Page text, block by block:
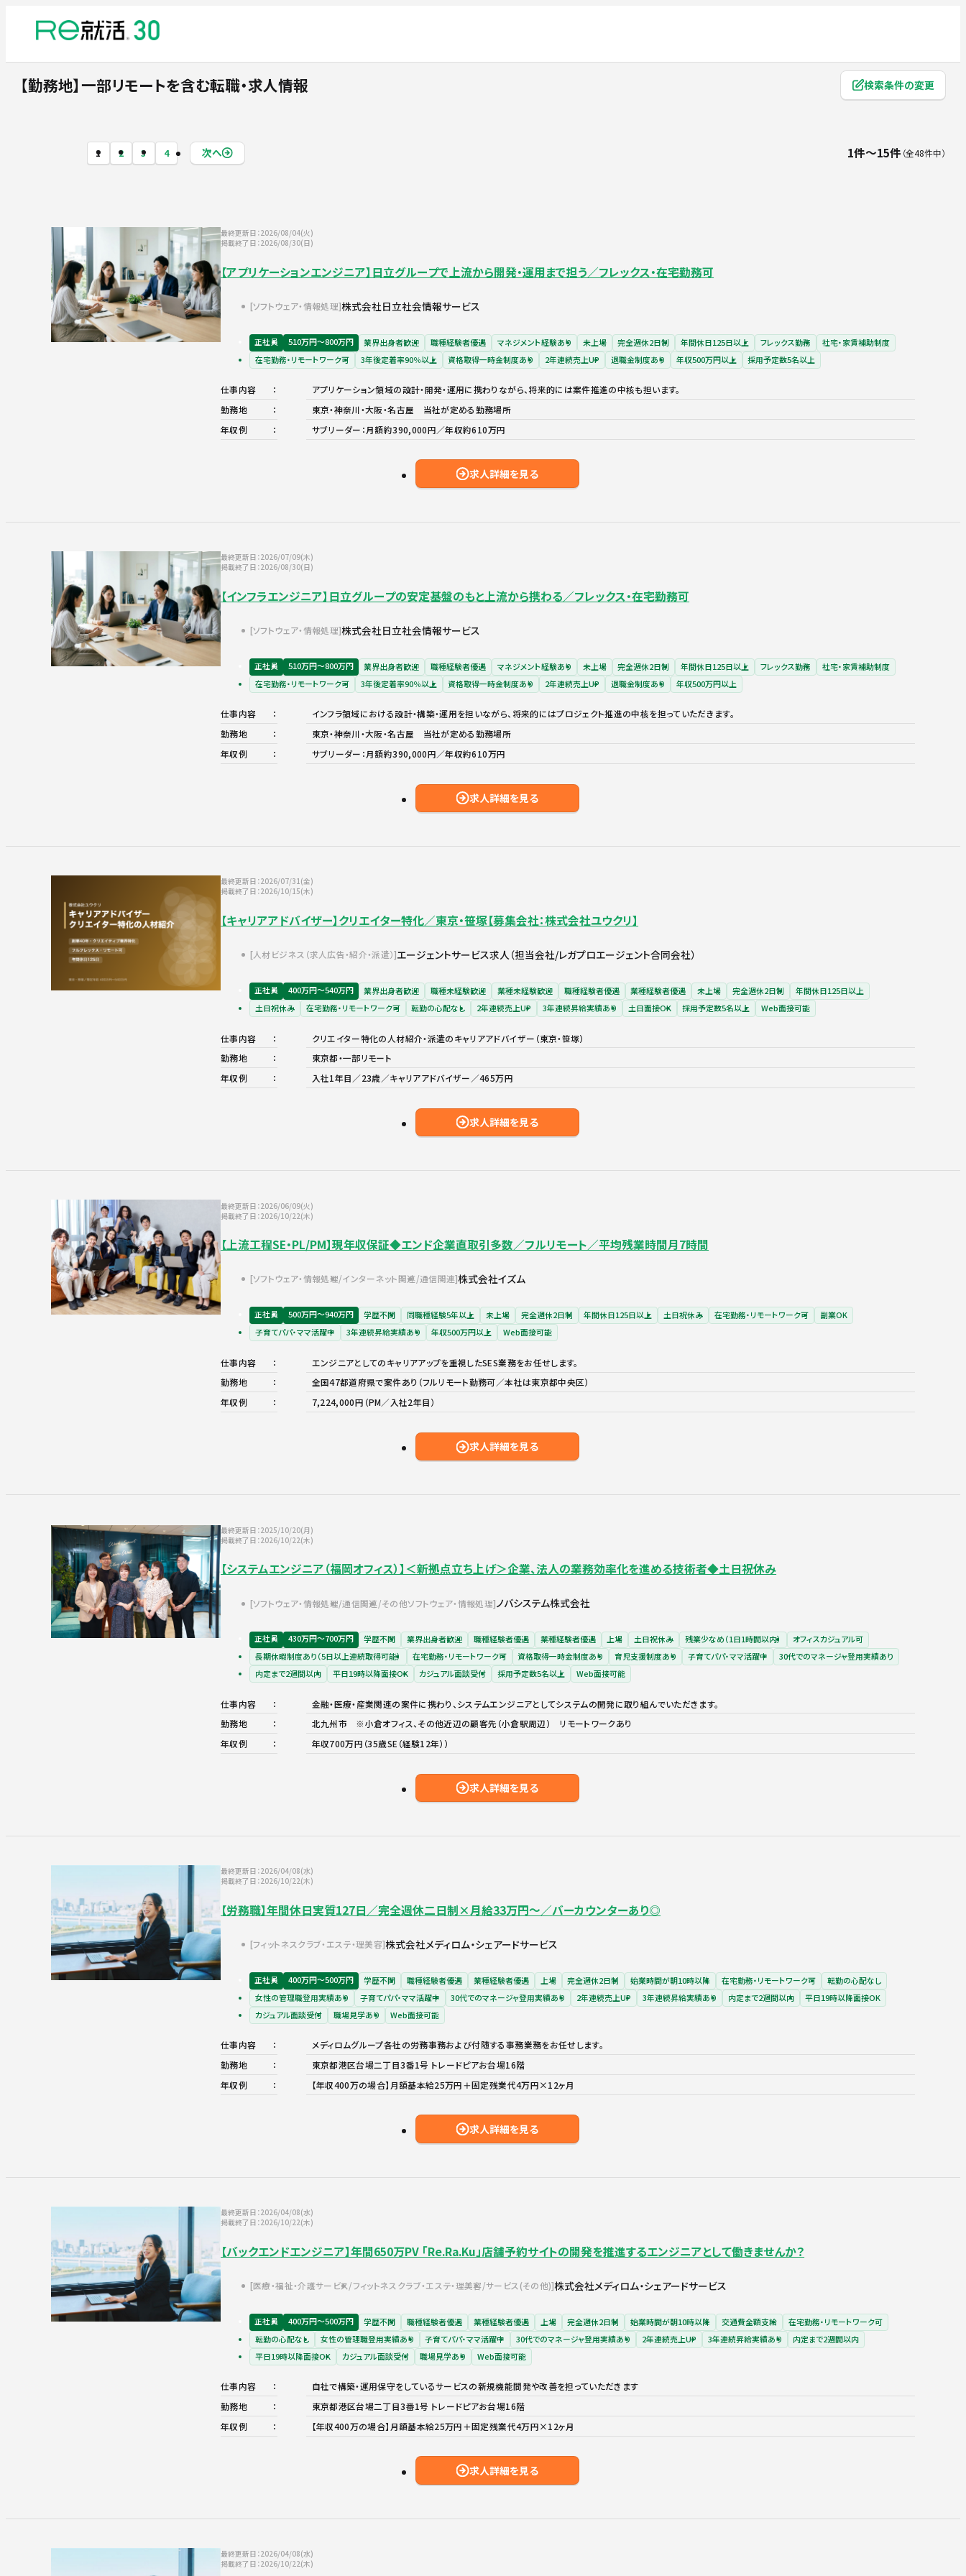
【勤務地】一部リモートを含む転職・求人情報 検索条件の変更
1 2 3 4 次へ 1件〜15件 全48件中
最終更新日：2026/08/04(火)
掲載終了日：2026/08/30(日)
【アプリケーションエンジニア】日立グループで上流から開発・運用まで担う／フレックス・在宅勤務可
ソフトウェア・情報処理 株式会社日立社会情報サービス
正社員 510万円〜800万円 業界出身者歓迎 職種経験者優遇 マネジメント経験あり 未上場 完全週休2日制 年間休日125日以上 フレックス勤務
社宅・家賃補助制度
在宅勤務・リモートワーク可
3年後定着率90％以上 資格取得一時金制度あり 2年連続売上UP 退職金制度あり 年収500万円以上 採用予定数5名以上
仕事内容
アプリケーション領域の設計・開発・運用に携わりながら、将来的には案件推進の中核も担います。
勤務地
東京・神奈川・大阪・名古屋 当社が定める勤務場所
年収例
サブリーダー：月額約390,000円／年収約610万円
求人詳細を見る
最終更新日：2026/07/09(木)
掲載終了日：2026/08/30(日)
【インフラエンジニア】日立グループの安定基盤のもと上流から携わる／フレックス・在宅勤務可
ソフトウェア・情報処理 株式会社日立社会情報サービス
正社員 510万円〜800万円 業界出身者歓迎 職種経験者優遇 マネジメント経験あり 未上場 完全週休2日制 年間休日125日以上 フレックス勤務
社宅・家賃補助制度
在宅勤務・リモートワーク可
3年後定着率90％以上 資格取得一時金制度あり 2年連続売上UP 退職金制度あり 年収500万円以上
仕事内容
インフラ領域における設計・構築・運用を担いながら、将来的にはプロジェクト推進の中核を担っていただきます。
勤務地
東京・神奈川・大阪・名古屋 当社が定める勤務場所
年収例
サブリーダー：月額約390,000円／年収約610万円
求人詳細を見る
最終更新日：2026/07/31(金)
掲載終了日：2026/10/15(木)
【キャリアアドバイザー】クリエイター特化／東京・笹塚【募集会社：株式会社ユウクリ】
人材ビジネス（求人広告・紹介・派遣） エージェントサービス求人（担当会社/レガプロエージェント合同会社）
正社員 400万円〜540万円 業界出身者歓迎 職種未経験歓迎 業種未経験歓迎 職種経験者優遇 業種経験者優遇 未上場 完全週休2日制
年間休日125日以上
土日祝休み
在宅勤務・リモートワーク可 転勤の心配なし 2年連続売上UP 3年連続昇給実績あり 土日面接OK 採用予定数5名以上 Web面接可能
仕事内容
クリエイター特化の人材紹介・派遣のキャリアアドバイザー（東京・笹塚）
勤務地
東京都・一部リモート
年収例
入社1年目／23歳／キャリアアドバイザー／465万円
求人詳細を見る
最終更新日：2026/06/09(火)
掲載終了日：2026/10/22(木)
【上流工程SE・PL/PM】現年収保証◆エンド企業直取引多数／フルリモート／平均残業時間月7時間
ソフトウェア・情報処理 インターネット関連 通信関連 株式会社イズム
正社員 500万円〜940万円 学歴不問 同職種経験5年以上 未上場 完全週休2日制 年間休日125日以上 土日祝休み 在宅勤務・リモートワーク可
副業OK
子育てパパ・ママ活躍中
3年連続昇給実績あり 年収500万円以上 Web面接可能
仕事内容
エンジニアとしてのキャリアアップを重視したSES業務をお任せします。
勤務地
全国47都道府県で案件あり（フルリモート勤務可／本社は東京都中央区）
年収例
7,224,000円（PM／入社2年目）
求人詳細を見る
最終更新日：2025/10/20(月)
掲載終了日：2026/10/22(木)
【システムエンジニア（福岡オフィス）】＜新拠点立ち上げ＞企業、法人の業務効率化を進める技術者◆土日祝休み
ソフトウェア・情報処理 通信関連 その他ソフトウェア・情報処理 ノバシステム株式会社
正社員 430万円〜700万円 学歴不問 業界出身者歓迎 職種経験者優遇 業種経験者優遇 上場 土日祝休み 残業少なめ（1日1時間以内）
オフィスカジュアル可
長期休暇制度あり（5日以上連続取得可能）
在宅勤務・リモートワーク可 資格取得一時金制度あり 育児支援制度あり 子育てパパ・ママ活躍中
30代でのマネージャ登用実績あり
内定まで2週間以内
平日19時以降面接OK カジュアル面談受付 採用予定数5名以上 Web面接可能
仕事内容
金融・医療・産業関連の案件に携わり、システムエンジニアとしてシステムの開発に取り組んでいただきます。
勤務地
北九州市 ※小倉オフィス、その他近辺の顧客先（小倉駅周辺） リモートワークあり
年収例
年収700万円（35歳SE（経験12年））
求人詳細を見る
最終更新日：2026/04/08(水)
掲載終了日：2026/10/22(木)
【労務職】年間休日実質127日／完全週休二日制×月給33万円～／バーカウンターあり◎
フィットネスクラブ・エステ・理美容 株式会社メディロム・シェアードサービス
正社員 400万円〜500万円 学歴不問 職種経験者優遇 業種経験者優遇 上場 完全週休2日制 始業時間が朝10時以降 在宅勤務・リモートワーク可
転勤の心配なし
女性の管理職登用実績あり
子育てパパ・ママ活躍中 30代でのマネージャ登用実績あり 2年連続売上UP 3年連続昇給実績あり 内定まで2週間以内
平日19時以降面接OK
カジュアル面談受付
職場見学あり Web面接可能
仕事内容
メディロムグループ各社の労務事務および付随する事務業務をお任せします。
勤務地
東京都港区台場二丁目3番1号 トレードピアお台場16階
年収例
【年収400万の場合】月額基本給25万円＋固定残業代4万円×12ヶ月
求人詳細を見る
最終更新日：2026/04/08(水)
掲載終了日：2026/10/22(木)
【バックエンドエンジニア】年間650万PV 「Re.Ra.Ku」店舗予約サイトの開発を推進するエンジニアとして働きませんか？
医療・福祉・介護サービス フィットネスクラブ・エステ・理美容 サービス(その他) 株式会社メディロム・シェアードサービス
正社員 400万円〜500万円 学歴不問 職種経験者優遇 業種経験者優遇 上場 完全週休2日制 始業時間が朝10時以降 交通費全額支給
在宅勤務・リモートワーク可
転勤の心配なし
女性の管理職登用実績あり 子育てパパ・ママ活躍中 30代でのマネージャ登用実績あり 2年連続売上UP 3年連続昇給実績あり
内定まで2週間以内
平日19時以降面接OK
カジュアル面談受付 職場見学あり Web面接可能
仕事内容
自社で構築・運用保守をしているサービスの新規機能間発や改善を担っていただきます
勤務地
東京都港区台場二丁目3番1号 トレードピアお台場16階
年収例
【年収400万の場合】月額基本給25万円＋固定残業代4万円×12ヶ月
求人詳細を見る
最終更新日：2026/04/08(水)
掲載終了日：2026/10/22(木)